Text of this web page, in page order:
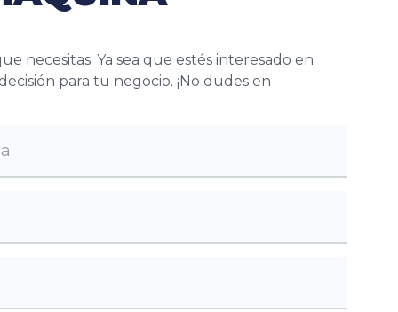
necesitas. Ya sea que estés interesado en
para tu negocio. ¡No dudes en